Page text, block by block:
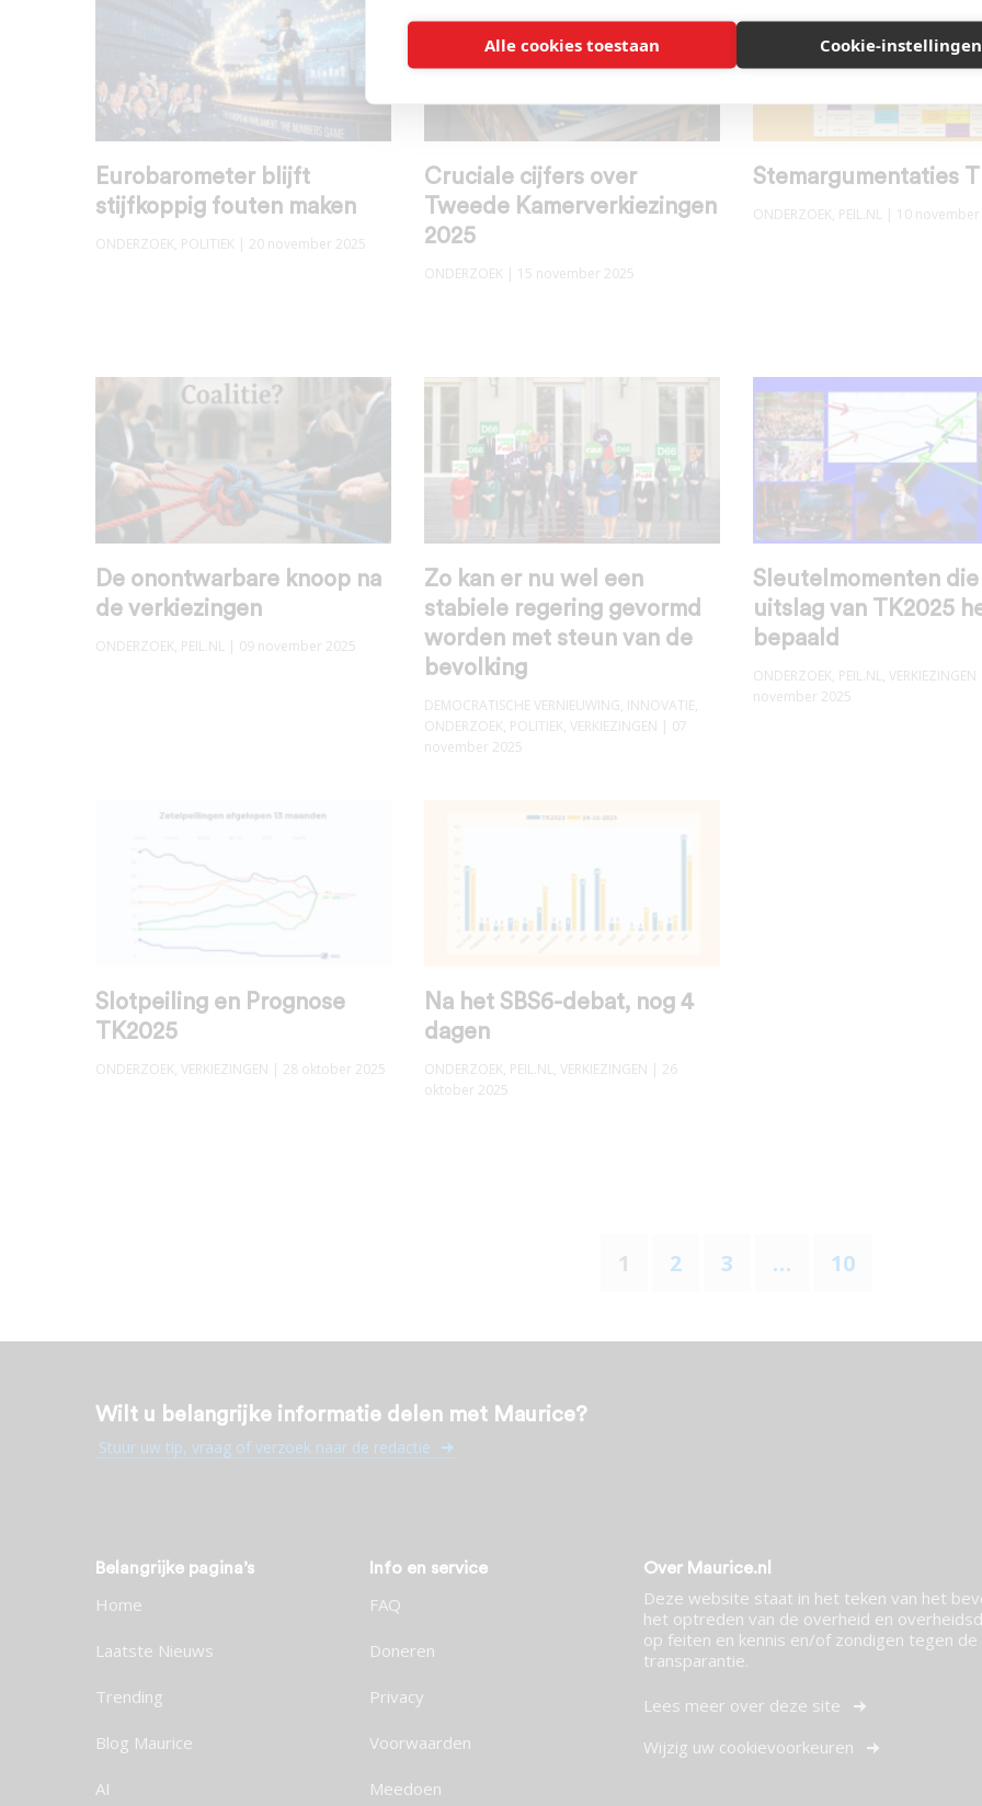
Alle cookies toestaan Cookie-instellingen
Eurobarometer blijft
stijfkoppig fouten maken
ONDERZOEK, POLITIEK | 20 november 2025
Cruciale cijfers over
Tweede Kamerverkiezingen
2025
ONDERZOEK | 15 november 2025
Stemargumentaties
ONDERZOEK, PEIL.NL | 10 november
De onontwarbare knoop na
de verkiezingen
ONDERZOEK, PEIL.NL | 09 november 2025
Zo kan er nu wel een
stabiele regering gevormd
worden met steun van de
bevolking
DEMOCRATISCHE VERNIEUWING, INNOVATIE,
ONDERZOEK, POLITIEK, VERKIEZINGEN | 07
november 2025
Sleutelmomenten
uitslag van TK2025
bepaald
ONDERZOEK, PEIL.NL, VERKIEZINGEN
november 2025
Slotpeiling en Prognose
TK2025
ONDERZOEK, VERKIEZINGEN | 28 oktober 2025
Na het SBS6-debat, nog 4
dagen
ONDERZOEK, PEIL.NL, VERKIEZINGEN | 26
oktober 2025
1 2 3 … 10
Wilt u belangrijke informatie delen met Maurice?
Stuur uw tip, vraag of verzoek naar de redactie
Belangrijke pagina’s
Home
Laatste Nieuws
Trending
Blog Maurice
AI
Info en service
FAQ
Doneren
Privacy
Voorwaarden
Meedoen
Over Maurice.nl
Deze website staat in het teken van het
het optreden van de overheid en
op feiten en kennis en/of zondigen tegen
transparantie.
Lees meer over deze site
Wijzig uw cookievoorkeuren